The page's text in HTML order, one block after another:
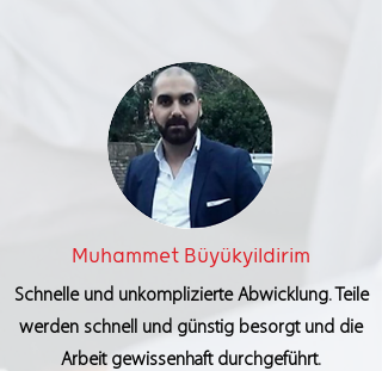
Muhammet Büyükyildirim
Schnelle und unkomplizierte Abwicklung. Teile
werden schnell und günstig besorgt und die
Arbeit gewissenhaft durchgeführt.